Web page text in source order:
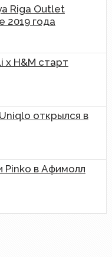
Riga Outlet
2019 года
x H&M старт
открылся в
Pinko в Афимолл